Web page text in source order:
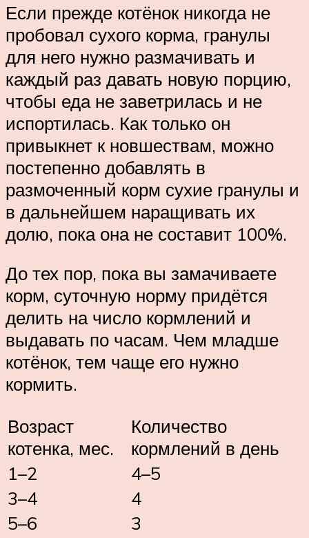
Если прежде котёнок никогда не
пробовал сухого корма, гранулы
для него нужно размачивать и
каждый раз давать новую порцию,
чтобы еда не заветрилась и не
испортилась. Как только он
привыкнет к новшествам, можно
постепенно добавлять в
размоченный корм сухие гранулы и
в дальнейшем наращивать их
долю, пока она не составит 100%.
До тех пор, пока вы замачиваете
корм, суточную норму придётся
делить на число кормлений и
выдавать по часам. Чем младше
котёнок, тем чаще его нужно
кормить.
Возраст
котенка, мес.
Количество
кормлений в день
1–2
4–5
3–4
4
5–6
3